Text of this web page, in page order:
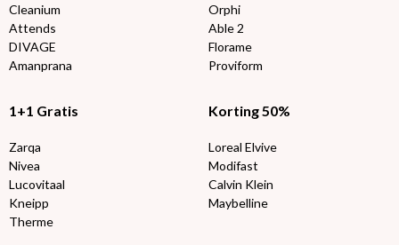
Cleanium
Attends
DIVAGE
Amanprana
Orphi
Able 2
Florame
Proviform
1+1 Gratis
Zarqa
Nivea
Lucovitaal
Kneipp
Therme
Korting 50%
Loreal Elvive
Modifast
Calvin Klein
Maybelline